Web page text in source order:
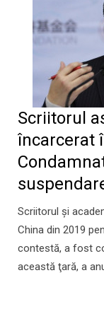
Scriitorul
încarcerat
Scriitorul şi
China din 2019
contestă, a fost
această ţară, a